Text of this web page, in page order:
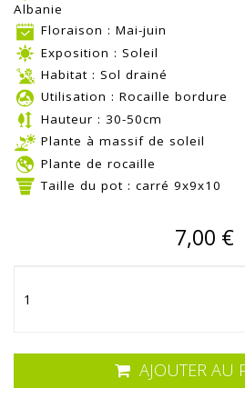
Albanie
Floraison : Mai-juin
Exposition : Soleil
Habitat : Sol drainé
Utilisation : Rocaille bordure
Hauteur : 30-50cm
Plante à massif de soleil
Plante de rocaille
Taille du pot : carré 9x9x10
7,00 €
AJOUTER AU